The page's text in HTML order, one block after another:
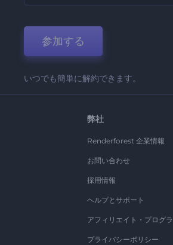
参加する
いつでも簡単に解約できます。
弊社
Renderforest 企業情報
お問い合わせ
採用情報
ヘルプとサポート
アフィリエイト・プログ
プライバシーポリシー